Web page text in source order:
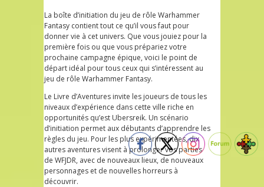
La boîte d’initiation du jeu de rôle Warhammer
Fantasy contient tout ce qu’il vous faut pour
donner vie à cet univers. Que vous jouiez pour la
première fois ou que vous prépariez votre
prochaine campagne épique, voici le point de
départ idéal pour tous ceux qui s’intéressent au
jeu de rôle Warhammer Fantasy.
Le Livre d’Aventures invite les joueurs de tous les
niveaux d’expérience dans cette ville riche en
opportunités qu’est Ubersreik. Un scénario
d’initiation permet aux débutants d’apprendre les
règles du jeu. Pour les plus expérimentées, dix
autres aventures visent à prolonger vos parties
de WFJDR, avec de nouveaux lieux, de nouveaux
personnages et de nouvelles horreurs à
découvrir.